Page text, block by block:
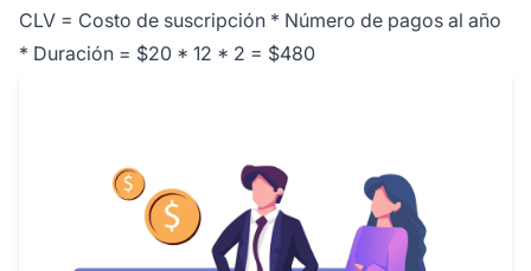
CLV = Costo de suscripción * Número de pagos al año
* Duración = $20 * 12 * 2 = $480